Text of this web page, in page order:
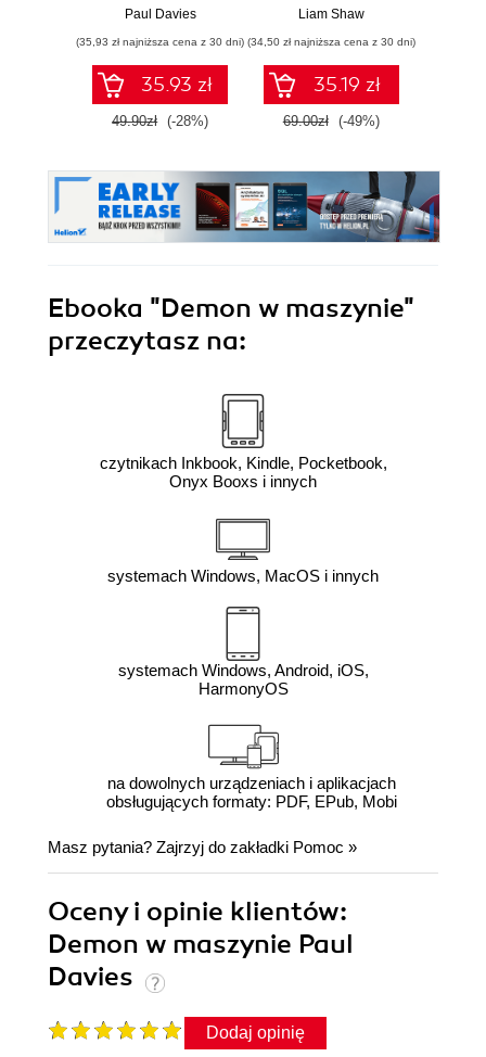
Paul Davies
(35,93 zł najniższa cena z 30 dni)
35.93 zł
49.90zł (-28%)
Liam Shaw
(34,50 zł najniższa cena z 30 dni)
35.19 zł
69.00zł (-49%)
Ebooka "Demon w maszynie"
przeczytasz na:
czytnikach Inkbook, Kindle, Pocketbook,
Onyx Booxs i innych
systemach Windows, MacOS i innych
systemach Windows, Android, iOS,
HarmonyOS
na dowolnych urządzeniach i aplikacjach
obsługujących formaty: PDF, EPub, Mobi
Masz pytania? Zajrzyj do zakładki Pomoc »
Oceny i opinie klientów:
Demon w maszynie Paul
Davies
Dodaj opinię